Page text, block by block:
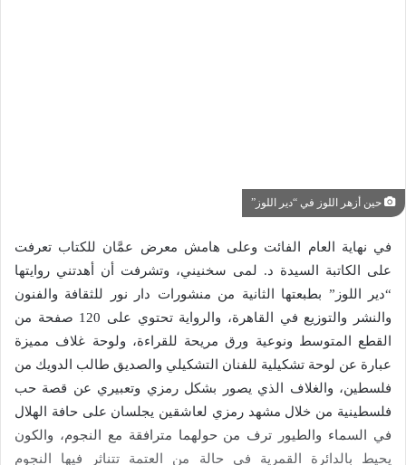
حين أزهر اللوز في “دير اللوز”
في نهاية العام الفائت وعلى هامش معرض عمَّان للكتاب تعرفت
على الكاتبة السيدة د. لمى سخنيني، وتشرفت أن أهدتني روايتها
“دير اللوز” بطبعتها الثانية من منشورات دار نور للثقافة والفنون
والنشر والتوزيع في القاهرة، والرواية تحتوي على 120 صفحة من
القطع المتوسط ونوعية ورق مريحة للقراءة، ولوحة غلاف مميزة
عبارة عن لوحة تشكيلية للفنان التشكيلي والصديق طالب الدويك من
فلسطين، والغلاف الذي يصور بشكل رمزي وتعبيري عن قصة حب
فلسطينية من خلال مشهد رمزي لعاشقين يجلسان على حافة الهلال
في السماء والطيور ترف من حولهما مترافقة مع النجوم، والكون
يحيط بالدائرة القمرية في حالة من العتمة تتناثر فيها النجوم